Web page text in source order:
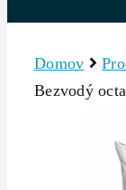
Domov
Bezvodý